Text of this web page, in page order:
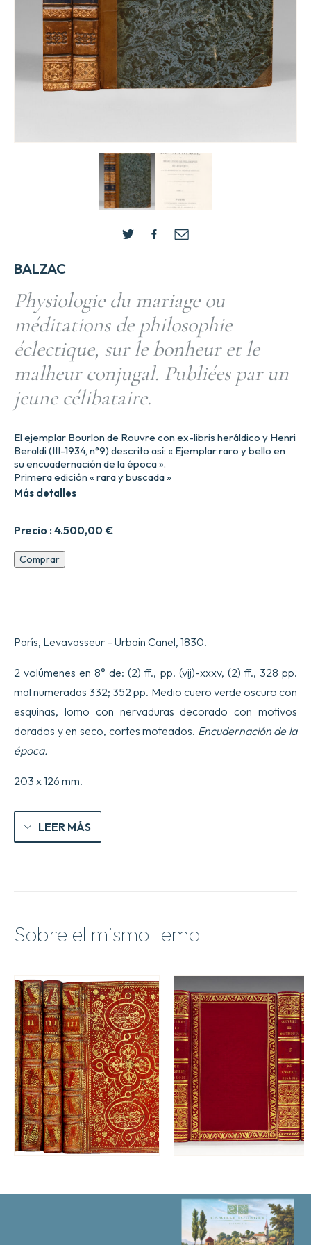
BALZAC
Physiologie du mariage ou
méditations de philosophie
éclectique, sur le bonheur et le
malheur conjugal. Publiées par un
jeune célibataire.
Precio :4.500,00 €
El ejemplar Bourlon de Rouvre con ex-libris heráldico y Henri
Beraldi (III-1934, n°9) descrito así: « Ejemplar raro y bello en
su encuadernación de la época ».
Primera edición « rara y buscada »
Más detalles
Fisiología
del
ecléctica,
la
y
desgracia
conyugal.
Publicadas
por
joven
Comprar
París, Levavasseur – Urbain Canel, 1830.
2 volúmenes en 8° de: (2) ff., pp. (vij)-xxxv, (2) ff., 328 pp.
mal numeradas 332; 352 pp. Medio cuero verde oscuro con
esquinas, lomo con nervaduras decorado con motivos
dorados y en seco, cortes moteados. Encudernación de la
época.
203 x 126 mm.
LEER MÁS
Sobre el mismo tema